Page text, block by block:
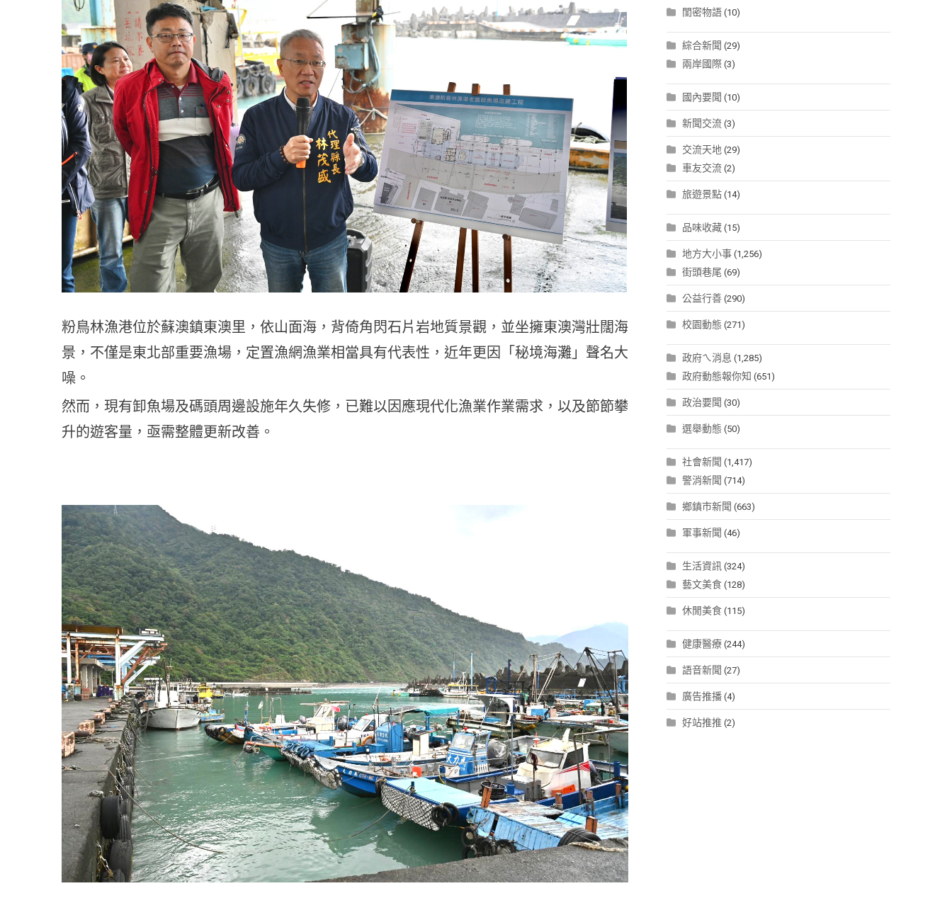
粉鳥林漁港位於蘇澳鎮東澳里，依山面海，背倚角閃石片岩地質景觀，並坐擁東澳灣壯闊海
景，不僅是東北部重要漁場，定置漁網漁業相當具有代表性，近年更因「秘境海灘」聲名大
噪。
然而，現有卸魚場及碼頭周邊設施年久失修，已難以因應現代化漁業作業需求，以及節節攀
升的遊客量，亟需整體更新改善。
閨密物語 (10)
綜合新聞 (29)
兩岸國際 (3)
國內要聞 (10)
新聞交流 (3)
交流天地 (29)
車友交流 (2)
旅遊景點 (14)
品味收藏 (15)
地方大小事 (1,256)
街頭巷尾 (69)
公益行善 (290)
校園動態 (271)
政府ㄟ消息 (1,285)
政府動態報你知 (651)
政治要聞 (30)
選舉動態 (50)
社會新聞 (1,417)
警消新聞 (714)
鄉鎮市新聞 (663)
軍事新聞 (46)
生活資訊 (324)
藝文美食 (128)
休閒美食 (115)
健康醫療 (244)
語音新聞 (27)
廣告推播 (4)
好站推推 (2)